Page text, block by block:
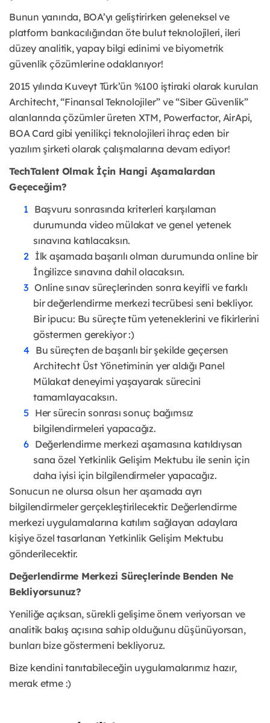
Bunun yanında, BOA’yı geliştirirken geleneksel ve
platform bankacılığından öte bulut teknolojileri, ileri
düzey analitik, yapay bilgi edinimi ve biyometrik
güvenlik çözümlerine odaklanıyor!
2015 yılında Kuveyt Türk’ün %100 iştiraki olarak kurulan
Architecht, “Finansal Teknolojiler” ve “Siber Güvenlik”
alanlarında çözümler üreten XTM, Powerfactor, AirApi,
BOA Card gibi yenilikçi teknolojileri ihraç eden bir
yazılım şirketi olarak çalışmalarına devam ediyor!
TechTalent Olmak İçin Hangi Aşamalardan
Geçeceğim?
Başvuru sonrasında kriterleri karşılaman
durumunda video mülakat ve genel yetenek
sınavına katılacaksın.
İlk aşamada başarılı olman durumunda online bir
İngilizce sınavına dahil olacaksın.
Online sınav süreçlerinden sonra keyifli ve farklı
bir değerlendirme merkezi tecrübesi seni bekliyor.
Bir ipucu: Bu süreçte tüm yeteneklerini ve fikirlerini
göstermen gerekiyor :)
Bu süreçten de başarılı bir şekilde geçersen
Architecht Üst Yönetiminin yer aldığı Panel
Mülakat deneyimi yaşayarak sürecini
tamamlayacaksın.
Her sürecin sonrası sonuç bağımsız
bilgilendirmeleri yapacağız.
Değerlendirme merkezi aşamasına katıldıysan
sana özel Yetkinlik Gelişim Mektubu ile senin için
daha iyisi için bilgilendirmeler yapacağız.
Sonucun ne olursa olsun her aşamada ayrı
bilgilendirmeler gerçekleştirilecektir. Değerlendirme
merkezi uygulamalarına katılım sağlayan adaylara
kişiye özel tasarlanan Yetkinlik Gelişim Mektubu
gönderilecektir.
Değerlendirme Merkezi Süreçlerinde Benden Ne
Bekliyorsunuz?
Yeniliğe açıksan, sürekli gelişime önem veriyorsan ve
analitik bakış açısına sahip olduğunu düşünüyorsan,
bunları bize göstermeni bekliyoruz.
Bize kendini tanıtabileceğin uygulamalarımız hazır,
merak etme :)